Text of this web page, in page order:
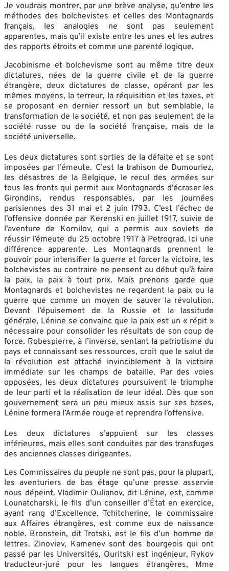
Je voudrais montrer, par une brève analyse, qu’entre les
méthodes des bolchevistes et celles des Montagnards
français, les analogies ne sont pas seulement
apparentes, mais qu’il existe entre les unes et les autres
des rapports étroits et comme une parenté logique.
Jacobinisme et bolchevisme sont au même titre deux
dictatures, nées de la guerre civile et de la guerre
étrangère, deux dictatures de classe, opérant par les
mêmes moyens, la terreur, la réquisition et les taxes, et
se proposant en dernier ressort un but semblable, la
transformation de la société, et non pas seulement de la
société russe ou de la société française, mais de la
société universelle.
Les deux dictatures sont sorties de la défaite et se sont
imposées par l’émeute. C’est la trahison de Dumouriez,
les désastres de la Belgique, le recul des armées sur
tous les fronts qui permit aux Montagnards d’écraser les
Girondins, rendus responsables, par les journées
parisiennes des 31 mai et 2 juin 1793. C’est l’échec de
l’offensive donnée par Kerenski en juillet 1917, suivie de
l’aventure de Kornilov, qui a permis aux soviets de
réussir l’émeute du 25 octobre 1917 à Petrograd. Ici une
différence apparente. Les Montagnards prennent le
pouvoir pour intensifier la guerre et forcer la victoire, les
bolchevistes au contraire ne pensent au début qu’à faire
la paix, la paix à tout prix. Mais prenons garde que
Montagnards et bolchevistes ne regardent la paix ou la
guerre que comme un moyen de sauver la révolution.
Devant l’épuisement de la Russie et la lassitude
générale, Lénine se convainc que la paix est un « répit »
nécessaire pour consolider les résultats de son coup de
force. Robespierre, à l’inverse, sentant la patriotisme du
pays et connaissant ses ressources, croit que le salut de
la révolution est attaché invinciblement à la victoire
immédiate sur les champs de bataille. Par des voies
opposées, les deux dictatures poursuivent le triomphe
de leur parti et la réalisation de leur idéal. Dès que son
gouvernement sera un peu mieux assis sur ses bases,
Lénine formera l’Armée rouge et reprendra l’offensive.
Les deux dictatures s’appuient sur les classes
inférieures, mais elles sont conduites par des transfuges
des anciennes classes dirigeantes.
Les Commissaires du peuple ne sont pas, pour la plupart,
les aventuriers de bas étage qu’une presse asservie
nous dépeint. Vladimir Oulianov, dit Lénine, est, comme
Lounatcharski, le fils d’un conseiller d’État en exercice,
ayant rang d’Excellence. Tchitcherine, le commissaire
aux Affaires étrangères, est comme eux de naissance
noble. Bronstein, dit Trotski, est le fils d’un homme de
lettres. Zinoviev, Kamenev sont des bourgeois qui ont
passé par les Universités, Ouritski est ingénieur, Rykov
traducteur-juré pour les langues étrangères, Mme